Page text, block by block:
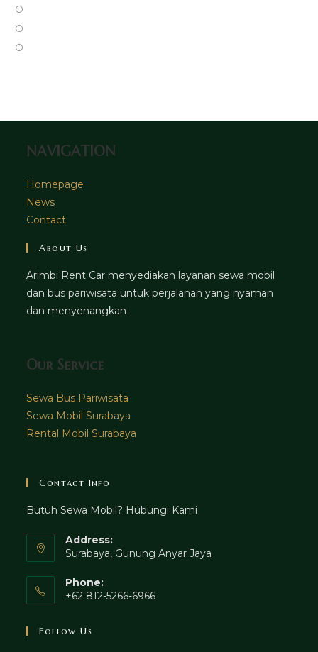
tab
NAVIGATION
Homepage
News
Contact
About Us
Arimbi Rent Car menyediakan layanan sewa mobil
dan bus pariwisata untuk perjalanan yang nyaman
dan menyenangkan
Our Service
Sewa Bus Pariwisata
Sewa Mobil Surabaya
Rental Mobil Surabaya
Contact Info
Butuh Sewa Mobil? Hubungi Kami
Address:
Surabaya, Gunung Anyar Jaya
Phone:
+62 812-5266-6966
Follow Us